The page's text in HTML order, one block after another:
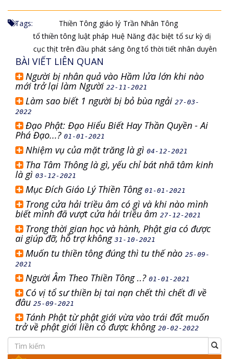
Tags: Thiền Tông giáo lý Trần Nhân Tông
tổ thiền tông luật pháp Huệ Năng đặc biệt tổ sư kỳ dị
cục thịt trên đầu phát sáng ông tổ thời tiết nhân duyên
BÀI VIẾT LIÊN QUAN
Người bị nhân quả vào Hầm lửa lớn khi nào
mới trở lại làm Người 22-11-2021
Làm sao biết 1 người bị bỏ bùa ngải 27-03-
2022
Đạo Phật: Đạo Hiểu Biết Hay Thần Quyền - Ai
Phá Đạo...? 01-01-2021
Nhiệm vụ của mặt trăng là gì 04-12-2021
Tha Tâm Thông là gì, yếu chỉ bát nhã tâm kinh
là gì 03-12-2021
Mục Đích Giáo Lý Thiền Tông 01-01-2021
Trong cửa hải triều âm có gì và khi nào mình
biết mình đã vượt cửa hải triều âm 27-12-2021
Trong thời gian học và hành, Phật gia có được
ai giúp đỡ, hỗ trợ không 31-10-2021
Muốn tu thiền tông đúng thì tu thế nào 25-09-
2021
Người Âm Theo Thiền Tông ..? 01-01-2021
Có vị tổ sư thiền bị tai nạn chết thì chết đi về
đâu 25-09-2021
Tánh Phật từ phật giới vừa vào trái đất muốn
trở về phật giới liền có được không 20-02-2022